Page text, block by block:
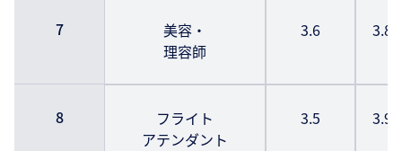
7
美容・
理容師
3.6 3.8
8
フライト
アテンダント
3.5 3.9